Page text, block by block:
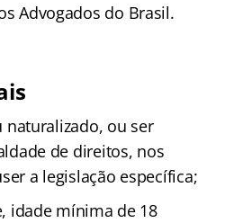
Advogados do Brasil.
naturalizado, ou ser
de direitos, nos
a legislação específica;
idade mínima de 18